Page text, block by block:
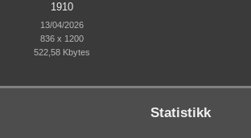
1910
13/04/2026
836 x 1200
522,58 Kbytes
Statistikk